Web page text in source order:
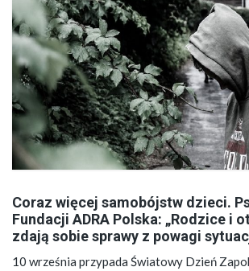
Coraz więcej samobójstw dzieci.
Fundacji ADRA Polska: „Rodzice i
zdają sobie sprawy z powagi
10 września przypada Światowy Dzień